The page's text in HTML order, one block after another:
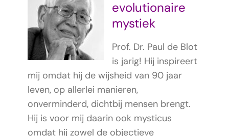
evolutionaire
mystiek
Prof. Dr. Paul de Blot
is jarig! Hij inspireert
mij omdat hij de wijsheid van 90 jaar
leven, op allerlei manieren,
onverminderd, dichtbij mensen brengt.
Hij is voor mij daarin ook mysticus
omdat hij zowel de objectieve